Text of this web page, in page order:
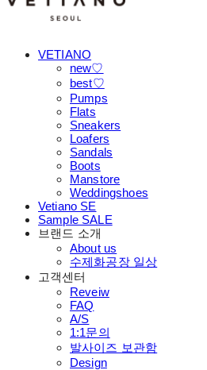
VETIANO
new♡
best♡
Pumps
Flats
Sneakers
Loafers
Sandals
Boots
Manstore
Weddingshoes
Vetiano SE
Sample SALE
브랜드 소개
About us
수제화공장 일상
고객센터
Reveiw
FAQ
A/S
1:1문의
발사이즈 보관함
Design